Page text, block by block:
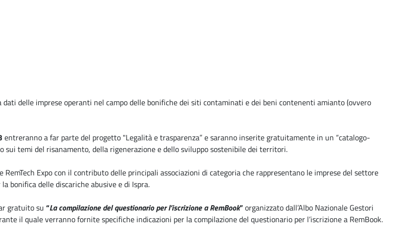
delle imprese operanti nel campo delle bonifiche dei siti contaminati e dei beni contenenti amianto (ovvero
entreranno a far parte del progetto "Legalità e trasparenza” e saranno inserite gratuitamente in un “catalogo-
sui temi del risanamento, della rigenerazione e dello sviluppo sostenibile dei territori.
Expo con il contributo delle principali associazioni di categoria che rappresentano le imprese del settore
bonifica delle discariche abusive e di Ispra.
gratuito su “La compilazione del questionario per l’iscrizione a RemBook”organizzato dall’Albo Nazionale Gestori
il quale verranno fornite specifiche indicazioni per la compilazione del questionario per l’iscrizione a RemBook.